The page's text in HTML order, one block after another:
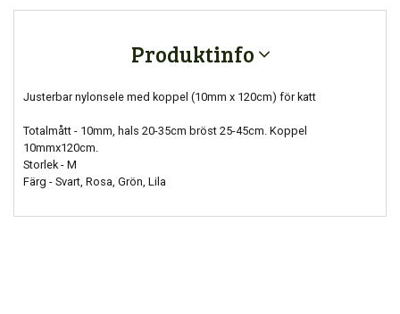
Produktinfo
Justerbar nylonsele med koppel (10mm x 120cm) för katt
Totalmått - 10mm, hals 20-35cm bröst 25-45cm. Koppel
10mmx120cm.
Storlek - M
Färg - Svart, Rosa, Grön, Lila